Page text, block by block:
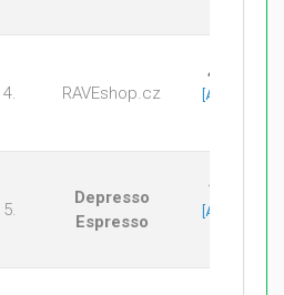
4. RAVEshop.cz
4:13
[Anubis
5.
Depresso
Espresso
13:5
[Anubis